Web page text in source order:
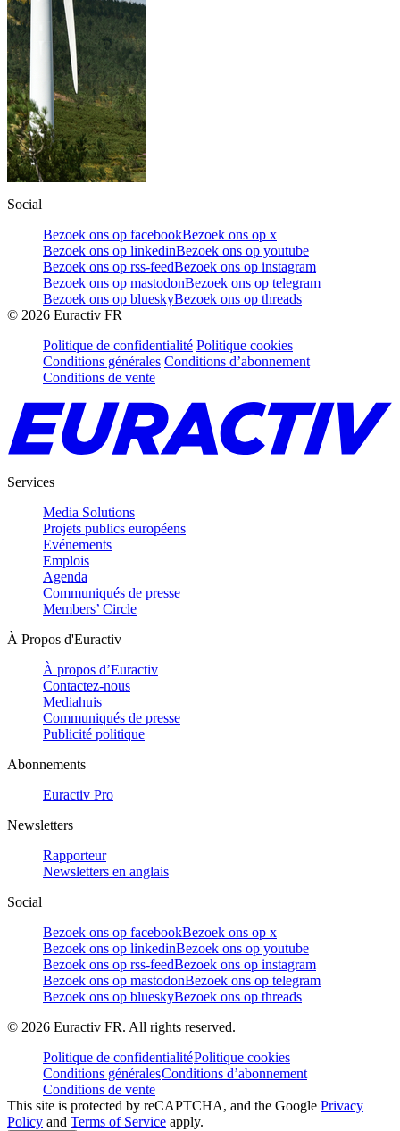
Social
Bezoek ons op facebookBezoek ons op x
Bezoek ons op linkedinBezoek ons op youtube
Bezoek ons op rss-feedBezoek ons op instagram
Bezoek ons op mastodonBezoek ons op telegram
Bezoek ons op blueskyBezoek ons op threads
© 2026 Euractiv FR
Politique de confidentialité Politique cookies
Conditions générales Conditions d’abonnement
Conditions de vente
Services
Media Solutions
Projets publics européens
Evénements
Emplois
Agenda
Communiqués de presse
Members’ Circle
À Propos d'Euractiv
À propos d’Euractiv
Contactez-nous
Mediahuis
Communiqués de presse
Publicité politique
Abonnements
Euractiv Pro
Newsletters
Rapporteur
Newsletters en anglais
Social
Bezoek ons op facebookBezoek ons op x
Bezoek ons op linkedinBezoek ons op youtube
Bezoek ons op rss-feedBezoek ons op instagram
Bezoek ons op mastodonBezoek ons op telegram
Bezoek ons op blueskyBezoek ons op threads
© 2026 Euractiv FR. All rights reserved.
Politique de confidentialitéPolitique cookies
Conditions généralesConditions d’abonnement
Conditions de vente
This site is protected by reCAPTCHA, and the Google Privacy
Policy and Terms of Service apply.